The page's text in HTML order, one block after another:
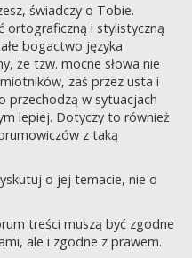
świadczy o Tobie.
i stylistyczną
bogactwo języka
że tzw. mocne słowa nie
zaś przez usta i
przechodzą w sytuacjach
lepiej. Dotyczy to również
z taką
o jej temacie, nie o
treści muszą być zgodne
ale i zgodne z prawem.